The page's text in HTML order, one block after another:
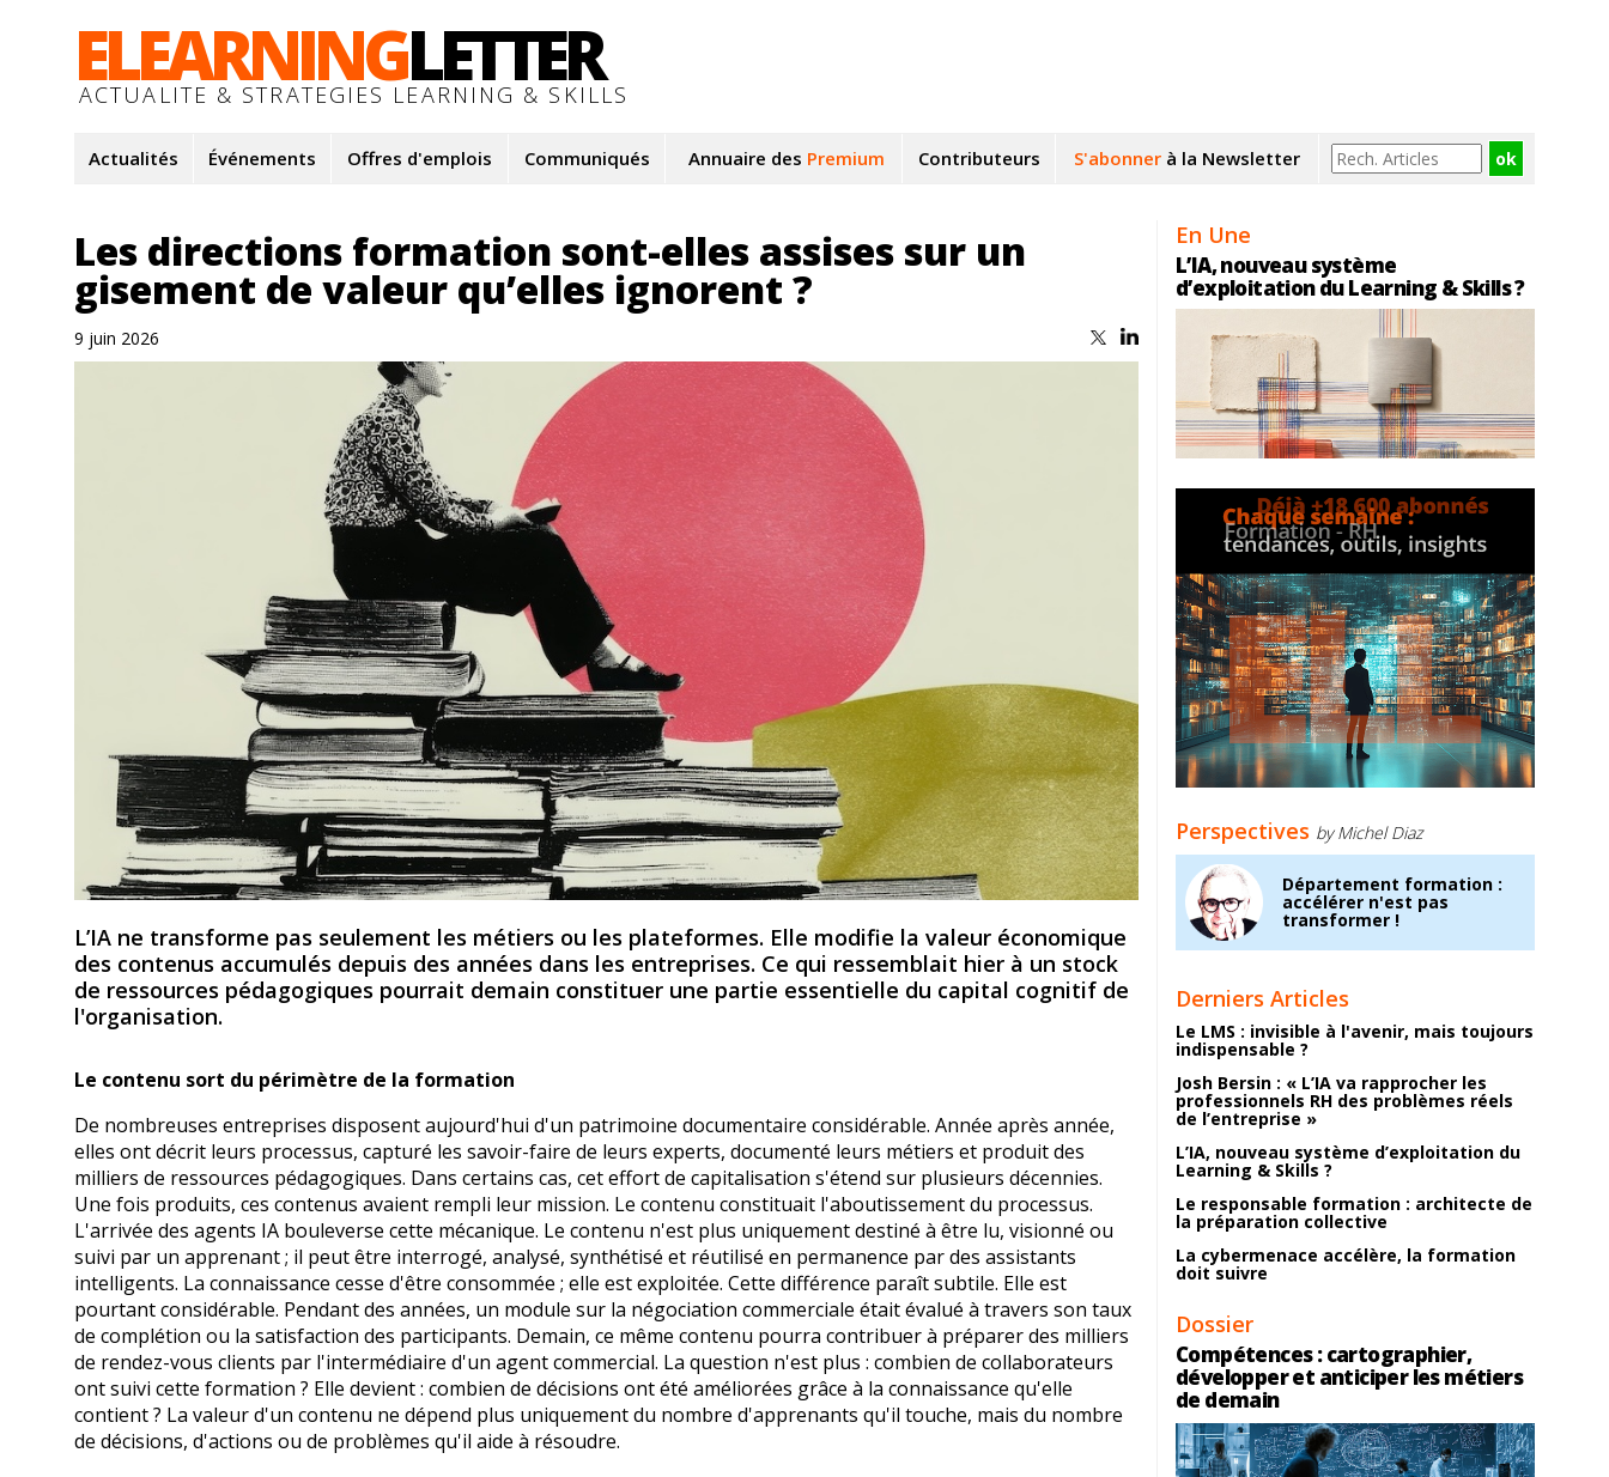
ELEARNINGLETTER
ACTUALITE & STRATEGIES LEARNING & SKILLS
Actualités Événements Offres d'emplois Communiqués Annuaire des Premium Contributeurs S'abonner à la Newsletter
Les directions formation sont-elles assises sur un
gisement de valeur qu’elles ignorent ?
9 juin 2026
L’IA ne transforme pas seulement les métiers ou les plateformes. Elle modifie la valeur économique
des contenus accumulés depuis des années dans les entreprises. Ce qui ressemblait hier à un stock
de ressources pédagogiques pourrait demain constituer une partie essentielle du capital cognitif de
l'organisation.
Le contenu sort du périmètre de la formation
De nombreuses entreprises disposent aujourd'hui d'un patrimoine documentaire considérable. Année après année,
elles ont décrit leurs processus, capturé les savoir-faire de leurs experts, documenté leurs métiers et produit des
milliers de ressources pédagogiques. Dans certains cas, cet effort de capitalisation s'étend sur plusieurs décennies.
Une fois produits, ces contenus avaient rempli leur mission. Le contenu constituait l'aboutissement du processus.
L'arrivée des agents IA bouleverse cette mécanique. Le contenu n'est plus uniquement destiné à être lu, visionné ou
suivi par un apprenant ; il peut être interrogé, analysé, synthétisé et réutilisé en permanence par des assistants
intelligents. La connaissance cesse d'être consommée ; elle est exploitée. Cette différence paraît subtile. Elle est
pourtant considérable. Pendant des années, un module sur la négociation commerciale était évalué à travers son taux
de complétion ou la satisfaction des participants. Demain, ce même contenu pourra contribuer à préparer des milliers
de rendez-vous clients par l'intermédiaire d'un agent commercial. La question n'est plus : combien de collaborateurs
ont suivi cette formation ? Elle devient : combien de décisions ont été améliorées grâce à la connaissance qu'elle
contient ? La valeur d'un contenu ne dépend plus uniquement du nombre d'apprenants qu'il touche, mais du nombre
de décisions, d'actions ou de problèmes qu'il aide à résoudre.
En Une
L’IA, nouveau système
d’exploitation du Learning & Skills ?
Perspectives by Michel Diaz
Département formation :
accélérer n'est pas
transformer !
Derniers Articles
Le LMS : invisible à l'avenir, mais toujours
indispensable ?
Josh Bersin : « L’IA va rapprocher les
professionnels RH des problèmes réels
de l’entreprise »
L’IA, nouveau système d’exploitation du
Learning & Skills ?
Le responsable formation : architecte de
la préparation collective
La cybermenace accélère, la formation
doit suivre
Dossier
Compétences : cartographier,
développer et anticiper les métiers
de demain